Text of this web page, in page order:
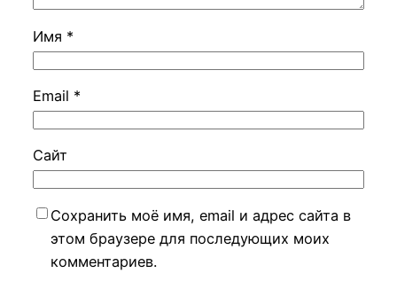
Имя *
Email *
Сайт
Сохранить моё имя, email и адрес сайта в
этом браузере для последующих моих
комментариев.